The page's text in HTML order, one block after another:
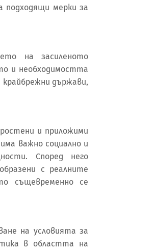
подходящи мерки за
на засиленото
и необходимостта
крайбрежни държави,
и приложими
важно социално и
Според него
с реалните
същевременно се
на условията за
в областта на